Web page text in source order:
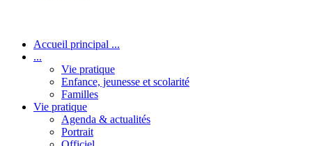
Accueil principal ...
...
Vie pratique
Enfance, jeunesse et scolarité
Familles
Vie pratique
Agenda & actualités
Portrait